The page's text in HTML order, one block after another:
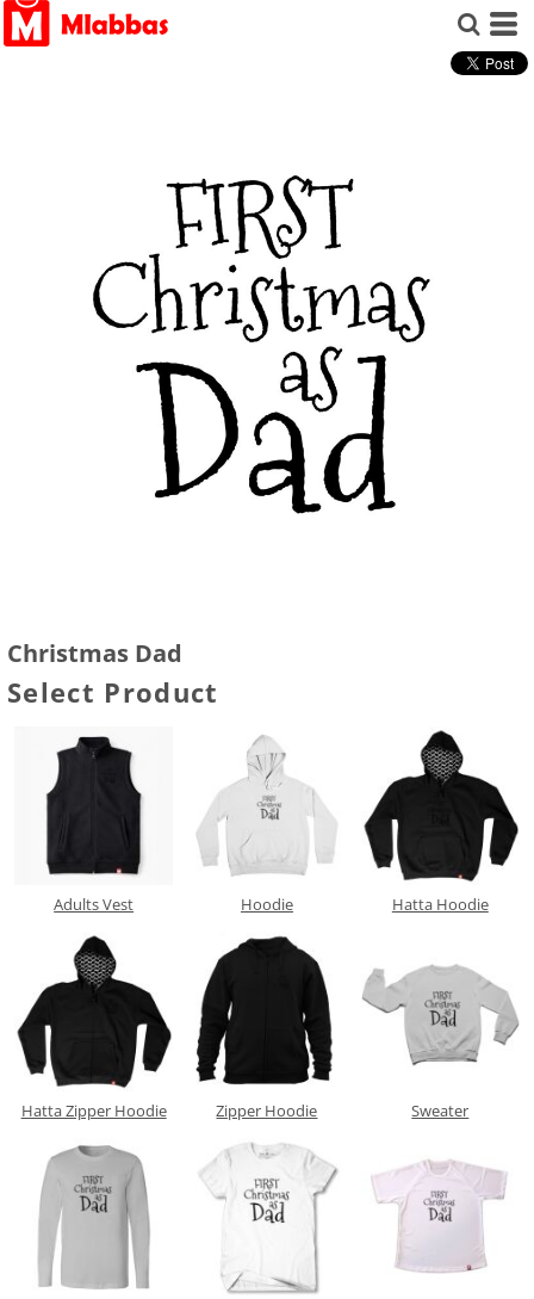
Christmas Dad
Select Product
Adults Vest Hoodie Hatta Hoodie
Hatta Zipper Hoodie Zipper Hoodie Sweater